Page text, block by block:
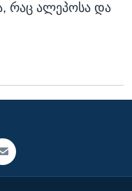
რაც ალეპოსა და